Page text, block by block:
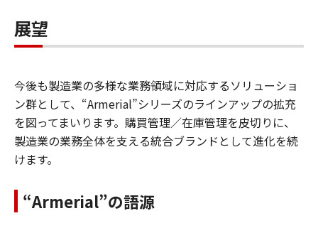
展望
今後も製造業の多様な業務領域に対応するソリューショ
ン群として、“Armerial”シリーズのラインアップの拡充
を図ってまいります。購買管理／在庫管理を皮切りに、
製造業の業務全体を支える統合ブランドとして進化を続
けます。
“Armerial”の語源